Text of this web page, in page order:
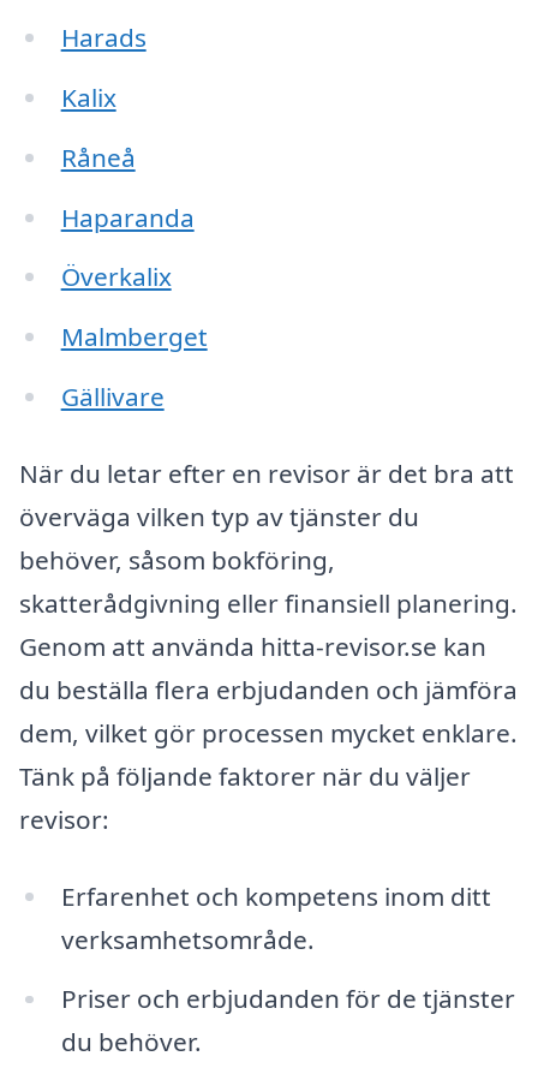
Harads
Kalix
Råneå
Haparanda
Överkalix
Malmberget
Gällivare
När du letar efter en revisor är det bra att
överväga vilken typ av tjänster du
behöver, såsom bokföring,
skatterådgivning eller finansiell planering.
Genom att använda hitta-revisor.se kan
du beställa flera erbjudanden och jämföra
dem, vilket gör processen mycket enklare.
Tänk på följande faktorer när du väljer
revisor:
Erfarenhet och kompetens inom ditt
verksamhetsområde.
Priser och erbjudanden för de tjänster
du behöver.